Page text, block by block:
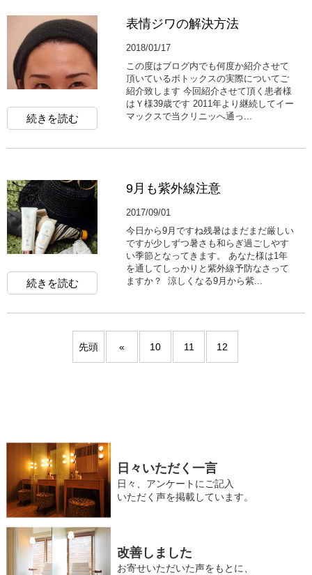
続きを読む
表情ジワの解決方法
2018/01/17
この度はブログ内でも何度か紹介させて
頂いているボトックスの実際についてご
紹介致します 今回紹介させて頂く患者様
はＹ様39歳です 2011年より継続してイー
マックスで当クリニッへ通っ...
続きを読む
9月も紫外線注意
2017/09/01
今日から9月ですね残暑はまだまだ厳しい
ですが少しずつ暑さも和らぎ過ごしやす
い季節となってきます。 あなた様は1年
を通してしっかりと紫外線予防なさって
ますか？ 涼しくなる9月から紫...
先頭 « 10 11 12
日々いただく一言
日々、アンケートにご記入
いただく声を掲載しています。
改善しました
お寄せいただいた声をもとに、